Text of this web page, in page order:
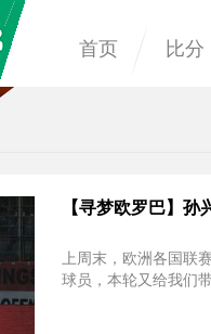
首页 比分
【寻梦欧罗巴】
上周末，欧洲各国联
球员，本轮又给我们